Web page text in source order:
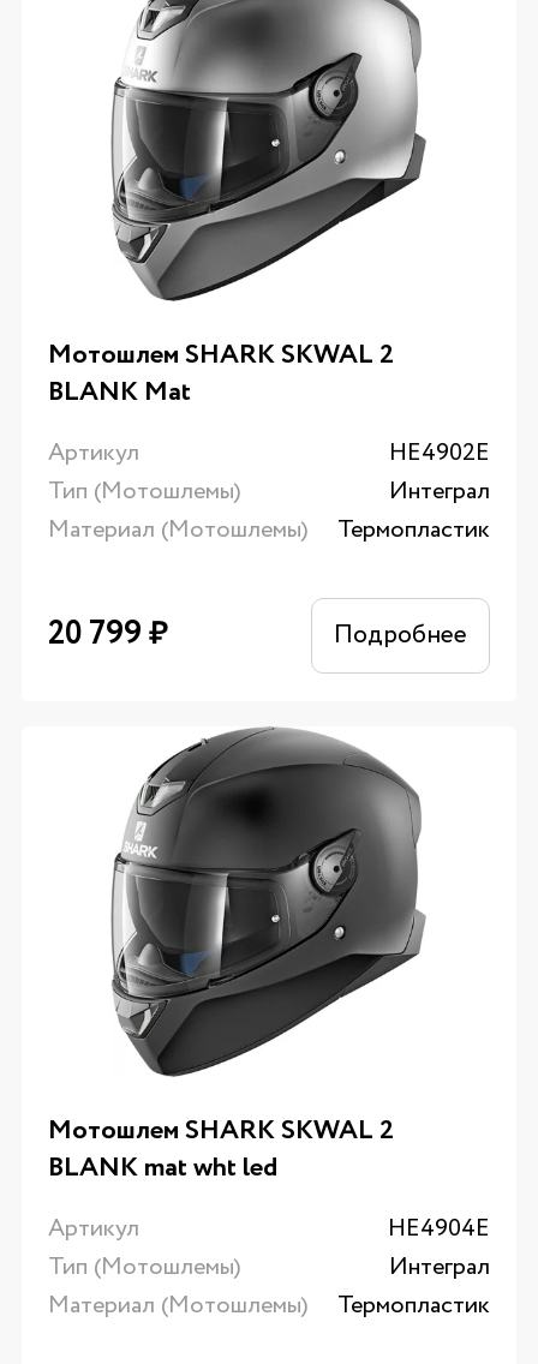
Мотошлем SHARK SKWAL 2
BLANK Mat
Артикул
HE4902E
Тип (Мотошлемы)
Интеграл
Материал (Мотошлемы)
Термопластик
20 799₽ Подробнее
Мотошлем SHARK SKWAL 2
BLANK mat wht led
Артикул
HE4904E
Тип (Мотошлемы)
Интеграл
Материал (Мотошлемы)
Термопластик